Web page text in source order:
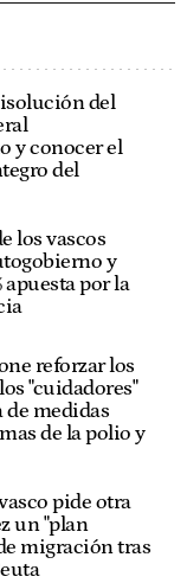
del
y conocer el
del
los vascos
y
apuesta por la
reforzar los
"cuidadores"
de medidas
de la polio y
pide otra
un "plan
migración tras